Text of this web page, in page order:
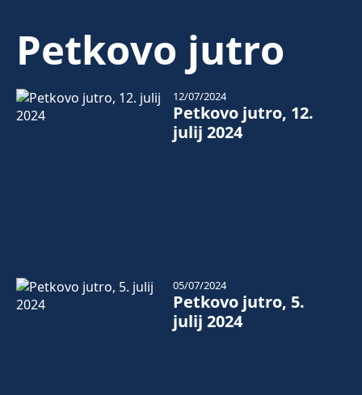
Petkovo jutro
Petkovo jutro, 12.
julij 2024
12/07/2024
Petkovo jutro, 5.
julij 2024
05/07/2024